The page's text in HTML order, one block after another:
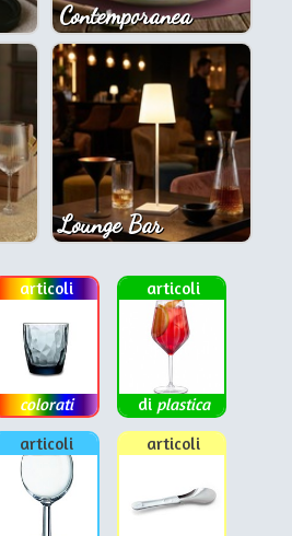
Contemporanea
Lounge Bar
articoli
colorati
articoli
di plastica
articoli articoli